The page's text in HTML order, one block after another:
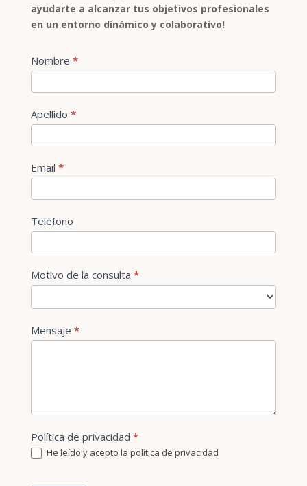
ayudarte a alcanzar tus objetivos profesionales
en un entorno dinámico y colaborativo!
Contact
Us
Nombre *
Apellido *
Email *
Teléfono
Motivo de la consulta *
de
Mensaje *
Política de privacidad *
He leído y acepto la política de privacidad
Si
eres
humano,
deja
este
blanco.